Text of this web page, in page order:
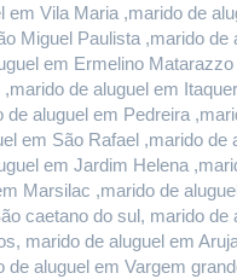
Vila Maria ,marido de
Miguel Paulista ,marido
em Ermelino
de aluguel em
aluguel em Pedreira
em São Rafael ,marido de
em Jardim Helena
Marsilac ,marido de
caetano do sul, marido de
marido de aluguel em
aluguel em Vargem